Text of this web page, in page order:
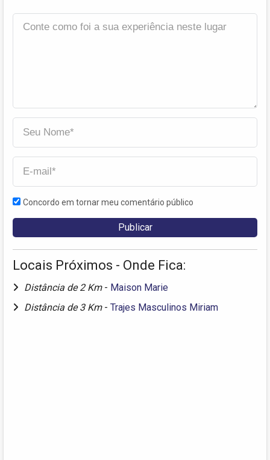
Concordo em tornar meu comentário público
Locais Próximos - Onde Fica:
Distância de 2 Km - Maison Marie
Distância de 3 Km - Trajes Masculinos Miriam